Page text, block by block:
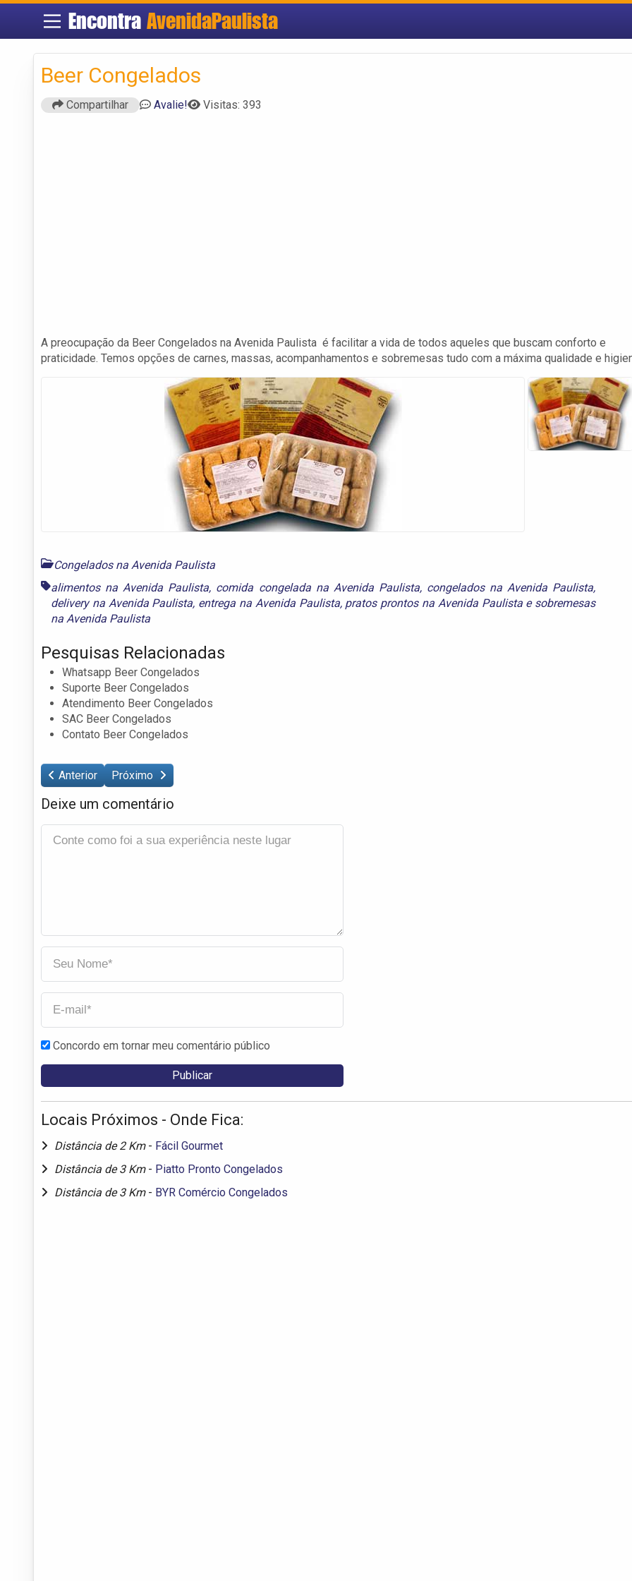
EncontraAvenidaPaulista
Beer Congelados
Compartilhar Avalie! Visitas: 393
A preocupação da Beer Congelados na Avenida Paulista é facilitar a vida de todos aqueles que buscam conforto e
praticidade. Temos opções de carnes, massas, acompanhamentos e sobremesas tudo com a máxima qualidade e
Congelados na Avenida Paulista
alimentos na Avenida Paulista, comida congelada na Avenida Paulista, congelados na Avenida Paulista,
delivery na Avenida Paulista, entrega na Avenida Paulista, pratos prontos na Avenida Paulistae sobremesas
na Avenida Paulista
Pesquisas Relacionadas
Whatsapp Beer Congelados
Suporte Beer Congelados
Atendimento Beer Congelados
SAC Beer Congelados
Contato Beer Congelados
Anterior Próximo
Deixe um comentário
Concordo em tornar meu comentário público
Locais Próximos - Onde Fica:
Distância de 2 Km - Fácil Gourmet
Distância de 3 Km - Piatto Pronto Congelados
Distância de 3 Km - BYR Comércio Congelados